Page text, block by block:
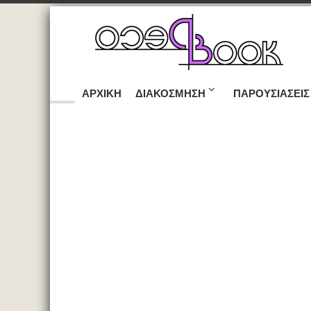
ΑΡΧΙΚΉ ΔΙΑΚΌΣΜΗΣΗ ΠΑΡΟΥΣΙΆΣΕΙΣ